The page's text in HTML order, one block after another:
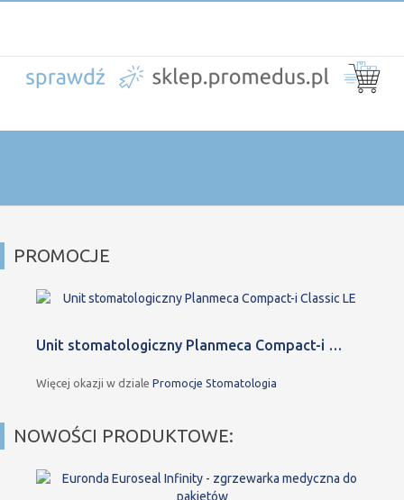
PROMOCJE
Unit stomatologiczny Planmeca Compact-i …
Więcej okazji w dziale Promocje Stomatologia
NOWOŚCI PRODUKTOWE: